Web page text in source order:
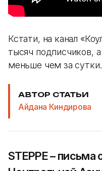
Кстати, на канал
тысяч подписчиков,
меньше чем за сутки.
АВТОР СТАТЬИ
Айдана Киндирова
STEPPE –